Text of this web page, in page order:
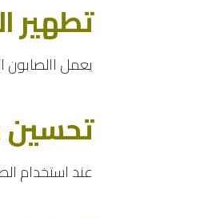
تطهير
يعمل االصابون
تحسين
عند استخدام